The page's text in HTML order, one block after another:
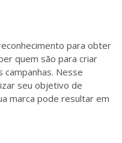
para obter
quem são para criar
campanhas. Nesse
seu objetivo de
marca pode resultar em